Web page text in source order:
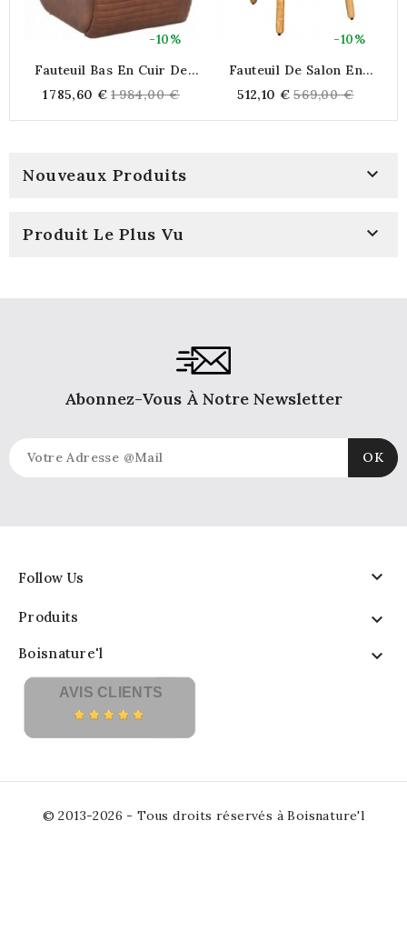
-10%
Fauteuil Bas En Cuir De
1 785,60 € Regular
price
1 984,00 €
-10%
Fauteuil De Salon En
En Bois | Fauteuil
Moumoute Design
512,10 € Regular
price
569,00 €
Nouveaux Produits 
Produit Le Plus Vu 
Abonnez-Vous À Notre Newsletter
Follow Us 
Produits 
Boisnature'l 
AVIS CLIENTS
© 2013-2026 - Tous droits réservés à Boisnature'l